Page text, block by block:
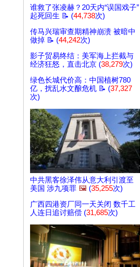
谁救了张凌赫？20天内“误国戏子”
起死回生 📝 (44,738次)
传马兴瑞审查期精神崩溃 被暗中
做掉 📝 (44,242次)
影子贸易终结：美军海上拦截与
经济狂怒，直击北京 (38,279次)
绿色长城代价高：中国植树780
亿，扰乱水文酿危机 📝 (37,327
次)
中共黑客徐泽伟从意大利引渡至
美国 涉九项罪 🖼️ (35,255次)
广西四港资厂同一天关闭 数千工
人连日追讨赔偿 (31,685次)